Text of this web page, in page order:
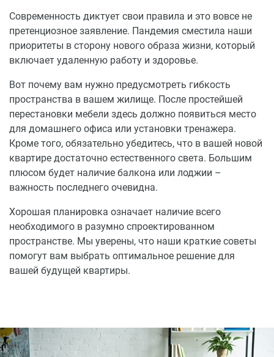
Современность диктует свои правила и это вовсе не
претенциозное заявление. Пандемия сместила наши
приоритеты в сторону нового образа жизни, который
включает удаленную работу и здоровье.
Вот почему вам нужно предусмотреть гибкость
пространства в вашем жилище. После простейшей
перестановки мебели здесь должно появиться место
для домашнего офиса или установки тренажера.
Кроме того, обязательно убедитесь, что в вашей новой
квартире достаточно естественного света. Большим
плюсом будет наличие балкона или лоджии –
важность последнего очевидна.
Хорошая планировка означает наличие всего
необходимого в разумно спроектированном
пространстве. Мы уверены, что наши краткие советы
помогут вам выбрать оптимальное решение для
вашей будущей квартиры.